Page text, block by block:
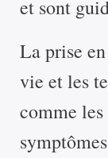
et sont
La prise
vie et les
comme